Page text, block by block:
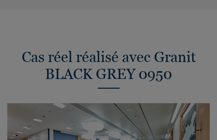
Cas réel réalisé avec Granit
BLACK GREY 0950